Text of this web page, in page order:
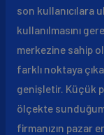
son kullanıcılara
kullanılmasını
merkezine sahip
farklı noktaya
genişletir. Küçük
ölçekte
firmanızın pazar